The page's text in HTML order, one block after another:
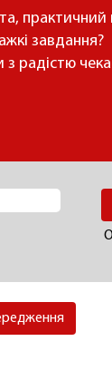
завдання?
радістю